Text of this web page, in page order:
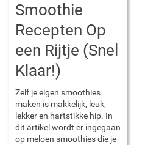
Smoothie
Recepten Op
een Rijtje (Snel
Klaar!)
Zelf je eigen smoothies
maken is makkelijk, leuk,
lekker en hartstikke hip. In
dit artikel wordt er ingegaan
op meloen smoothies die je